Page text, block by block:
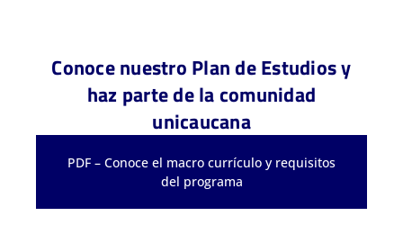
Conoce nuestro Plan de Estudios y
haz parte de la comunidad
unicaucana
PDF – Conoce el macro currículo y requisitos
del programa